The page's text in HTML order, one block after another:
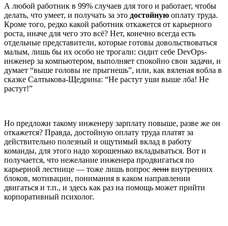
А любой работник в 99% случаев для того и работает, чтобы
делать, что умеет, и получать за это достойную оплату труда.
Кроме того, редко какой работник откажется от карьерного
роста, иначе для чего это всё? Нет, конечно всегда есть
отдельные представители, которые готовы довольствоваться
малым, лишь бы их особо не трогали: сидит себе DevOps-
инженер за компьютером, выполняет спокойно свои задачи, и
думает “выше головы не прыгнешь”, или, как вяленая вобла в
сказке Салтыкова-Щедрина: “Не растут уши выше лба! Не
растут!”
Но предложи такому инженеру зарплату повыше, разве же он
откажется? Правда, достойную оплату труда платят за
действительно полезный и ощутимый вклад в работу
команды, для этого надо хорошенько вкладываться. Вот и
получается, что нежелание инженера продвигаться по
карьерной лестнице — тоже лишь вопрос лени внутренних
блоков, мотивации, понимания в каком направлении
двигаться и т.п., и здесь как раз на помощь может прийти
корпоративный психолог.